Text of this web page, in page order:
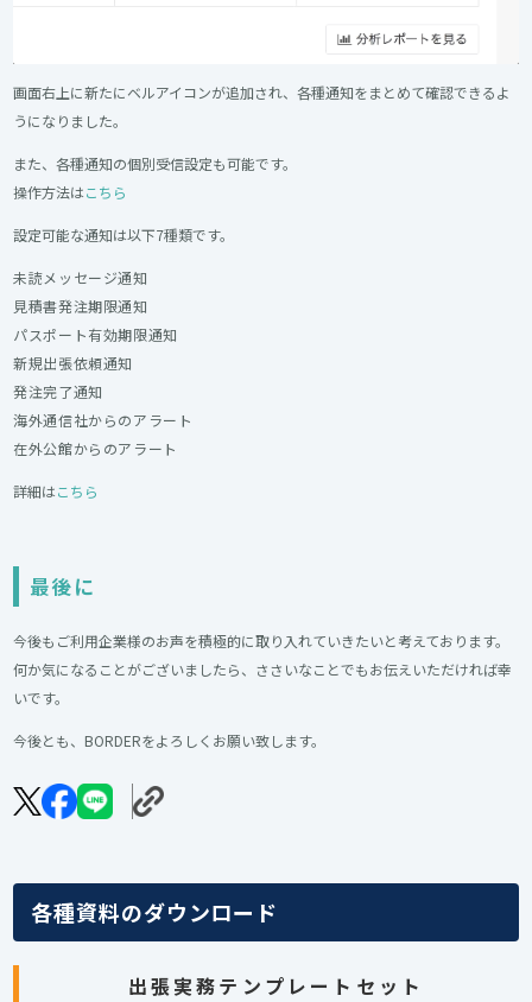
画面右上に新たにベルアイコンが追加され、各種通知をまとめて確認できるよ
うになりました。
また、各種通知の個別受信設定も可能です。
操作方法はこちら
設定可能な通知は以下7種類です。
未読メッセージ通知
見積書発注期限通知
パスポート有効期限通知
新規出張依頼通知
発注完了通知
海外通信社からのアラート
在外公館からのアラート
詳細はこちら
最後に
今後もご利用企業様のお声を積極的に取り入れていきたいと考えております。
何か気になることがございましたら、ささいなことでもお伝えいただければ幸
いです。
今後とも、BORDERをよろしくお願い致します。
各種資料のダウンロード
出張実務テンプレートセット